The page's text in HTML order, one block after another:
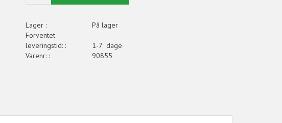
Lager :
På lager
Forventet
leveringstid: :
1-7 dage
Varenr: :
90855